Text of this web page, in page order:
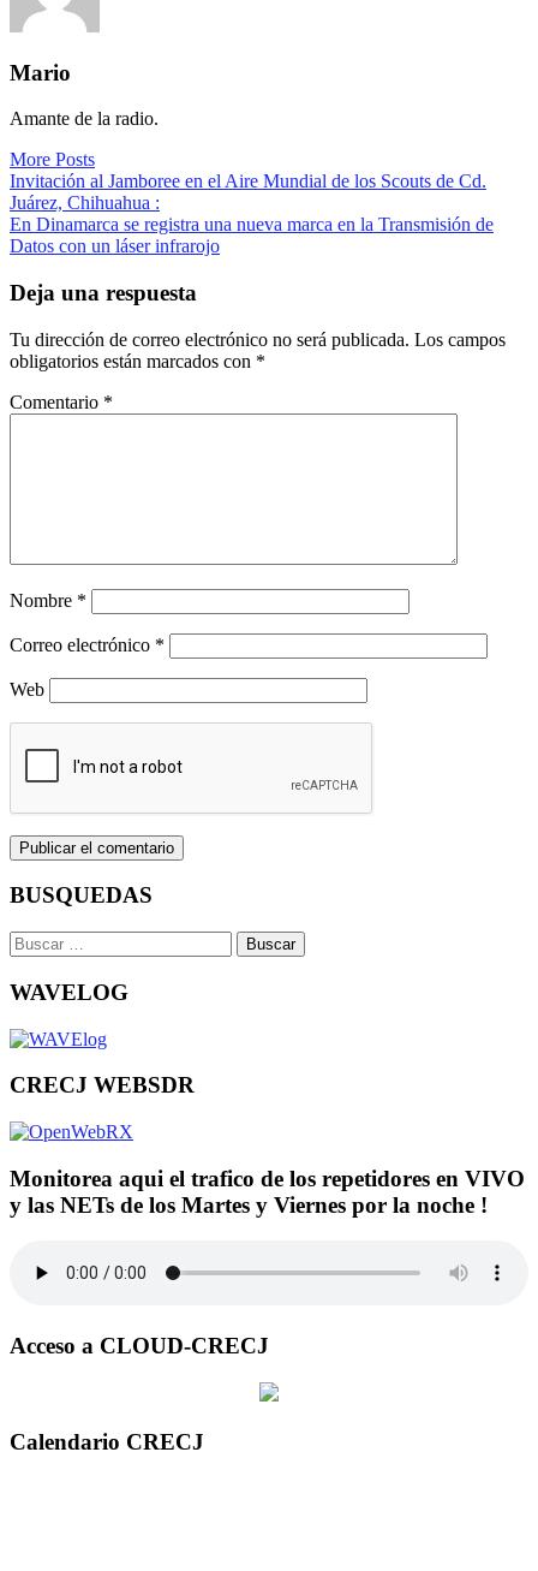
Mario
Amante de la radio.
More Posts
Navegación
de
entradas
Invitación al Jamboree en el Aire Mundial de los Scouts de Cd.
Juárez, Chihuahua :
En Dinamarca se registra una nueva marca en la Transmisión de
Datos con un láser infrarojo
Deja una respuesta
Tu dirección de correo electrónico no será publicada. Los campos
obligatorios están marcados con *
Comentario *
Nombre *
Correo electrónico *
Web
BUSQUEDAS
Buscar:
WAVELOG
CRECJ WEBSDR
Monitorea aqui el trafico de los repetidores en VIVO
y las NETs de los Martes y Viernes por la noche !
Acceso a CLOUD-CRECJ
Calendario CRECJ